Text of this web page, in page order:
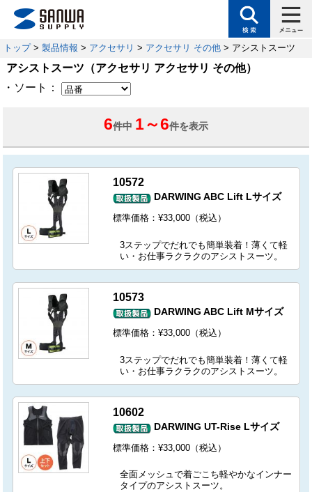
トップ> 製品情報 > アクセサリ > アクセサリ その他 > アシストスーツ
アシストスーツ（アクセサリ アクセサリ その他）
・ソート：
6件中 1～6件を表示
10572
DARWING ABC Lift Lサイズ
標準価格：¥33,000（税込）
3ステップでだれでも簡単装着！薄くて軽
い・お仕事ラクラクのアシストスーツ。
10573
DARWING ABC Lift Mサイズ
標準価格：¥33,000（税込）
3ステップでだれでも簡単装着！薄くて軽
い・お仕事ラクラクのアシストスーツ。
10602
DARWING UT-Rise Lサイズ
標準価格：¥33,000（税込）
全面メッシュで着ごこち軽やかなインナー
タイプのアシストスーツ。